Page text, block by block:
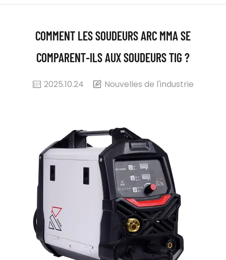
COMMENT LES SOUDEURS ARC MMA SE
COMPARENT-ILS AUX SOUDEURS TIG ?
2025.10.24 Nouvelles de l'industrie